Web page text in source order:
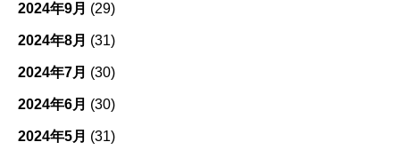
2024年9月 (29)
2024年8月 (31)
2024年7月 (30)
2024年6月 (30)
2024年5月 (31)